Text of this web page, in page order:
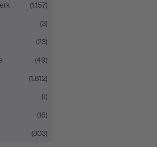
(1.157)
(3)
(23)
(49)
(1.812)
(1)
(16)
(303)